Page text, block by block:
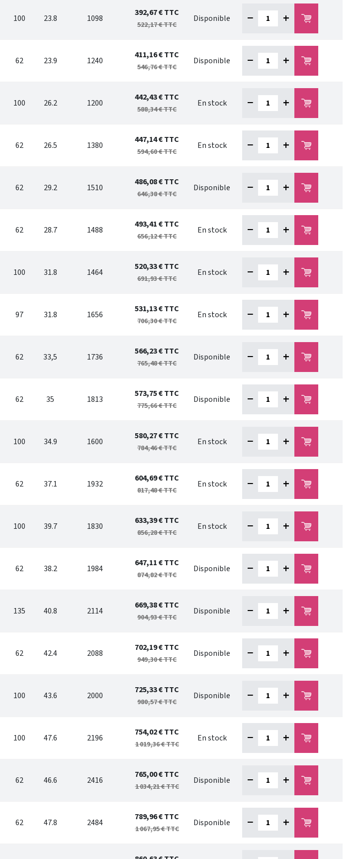
100 23.8 1098
392,67 €TTC
522,17 €TTC
Disponible − +
62 23.9 1240
411,16 €TTC
546,76 €TTC
Disponible − +
100 26.2 1200
442,43 €TTC
588,34 €TTC
En stock − +
62 26.5 1380
447,14 €TTC
594,60 €TTC
En stock − +
62 29.2 1510
486,08 €TTC
646,38 €TTC
Disponible − +
62 28.7 1488
493,41 €TTC
656,12 €TTC
En stock − +
100 31.8 1464
520,33 €TTC
691,93 €TTC
En stock − +
97 31.8 1656
531,13 €TTC
706,30 €TTC
En stock − +
62 33,5 1736
566,23 €TTC
765,48 €TTC
Disponible − +
62 35 1813
573,75 €TTC
775,66 €TTC
Disponible − +
100 34.9 1600
580,27 €TTC
784,46 €TTC
En stock − +
62 37.1 1932
604,69 €TTC
817,48 €TTC
En stock − +
100 39.7 1830
633,39 €TTC
856,28 €TTC
En stock − +
62 38.2 1984
647,11 €TTC
874,82 €TTC
Disponible − +
135 40.8 2114
669,38 €TTC
904,93 €TTC
Disponible − +
62 42.4 2088
702,19 €TTC
949,30 €TTC
Disponible − +
100 43.6 2000
725,33 €TTC
980,57 €TTC
Disponible − +
100 47.6 2196
754,02 €TTC
1 019,36 €TTC
En stock − +
62 46.6 2416
765,00 €TTC
1 034,21 €TTC
Disponible − +
62 47.8 2484
789,96 €TTC
1 067,95 €TTC
Disponible − +